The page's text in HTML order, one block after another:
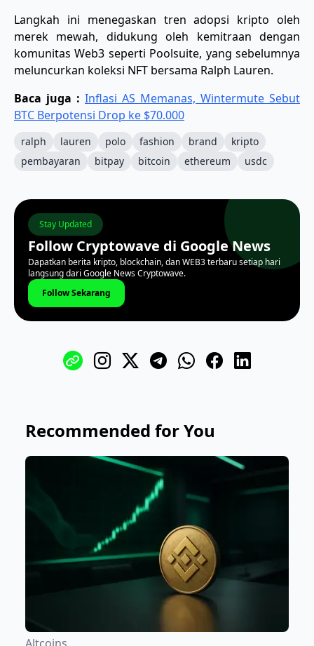
Langkah ini menegaskan tren adopsi kripto oleh
merek mewah, didukung oleh kemitraan dengan
komunitas Web3 seperti Poolsuite, yang sebelumnya
meluncurkan koleksi NFT bersama Ralph Lauren.
Baca juga : Inflasi AS Memanas, Wintermute Sebut
BTC Berpotensi Drop ke $70.000
ralph lauren polo fashion brand
kripto
pembayaran
bitpay bitcoin ethereum usdc
Stay Updated
Follow Cryptowave di Google News
Dapatkan berita kripto, blockchain, dan WEB3 terbaru setiap hari
langsung dari Google News Cryptowave.
Follow Sekarang
Recommended for You